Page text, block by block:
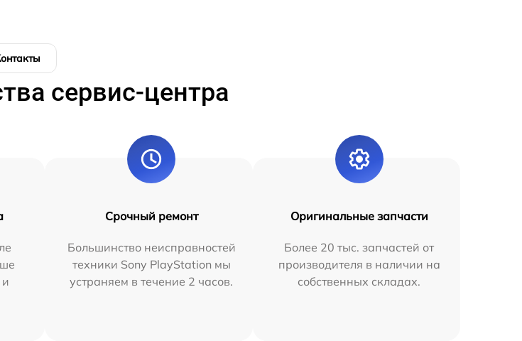
сервис-центра
Срочный ремонт
Большинство неисправностей
техники Sony PlayStation мы
устраняем в течение 2 часов.
Оригинальные запчасти
Более 20 тыс. запчастей от
производителя в наличии на
собственных складах.